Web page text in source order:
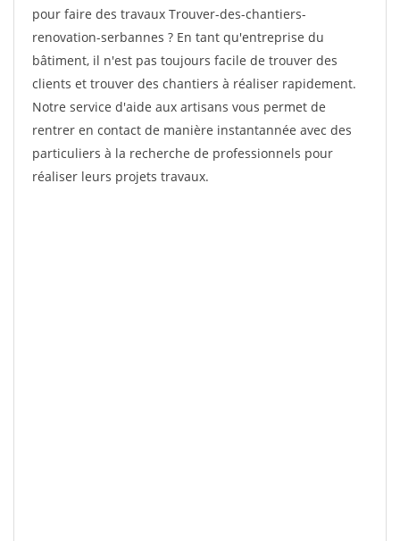
pour faire des travaux Trouver-des-chantiers-
renovation-serbannes ? En tant qu'entreprise du
bâtiment, il n'est pas toujours facile de trouver des
clients et trouver des chantiers à réaliser rapidement.
Notre service d'aide aux artisans vous permet de
rentrer en contact de manière instantannée avec des
particuliers à la recherche de professionnels pour
réaliser leurs projets travaux.